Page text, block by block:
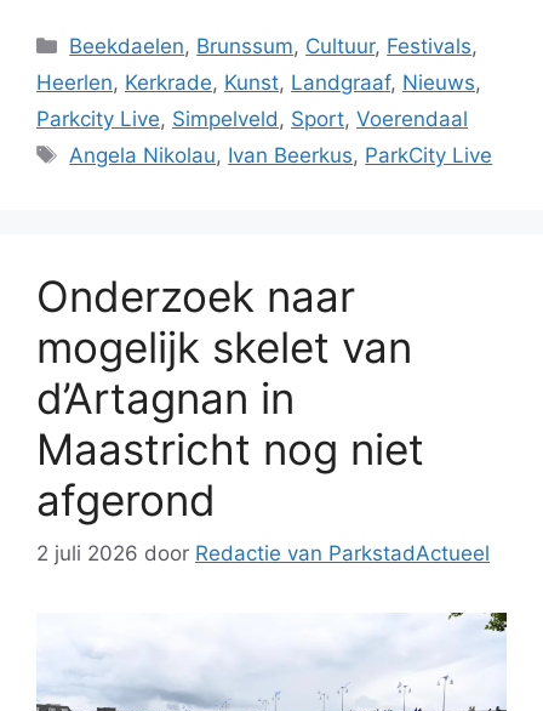
Categorieën
Beekdaelen, Brunssum, Cultuur, Festivals,
Heerlen, Kerkrade, Kunst, Landgraaf, Nieuws,
Parkcity Live, Simpelveld , Sport, Voerendaal
Tags
Angela Nikolau, Ivan Beerkus, ParkCity Live
Onderzoek naar
mogelijk skelet van
d’Artagnan in
Maastricht nog niet
afgerond
2 juli 2026 door Redactie van ParkstadActueel